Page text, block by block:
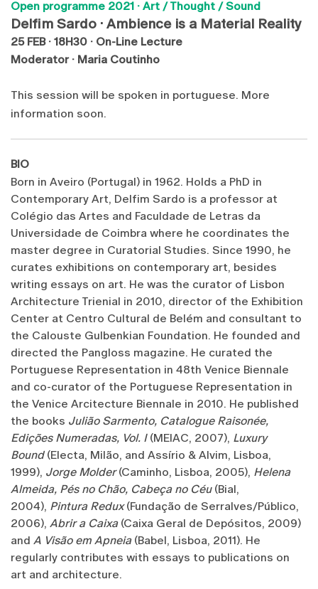
Open programme 2021 · Art / Thought / Sound
Delfim Sardo · Ambience is a Material Reality
25 FEB · 18H30 · On-Line Lecture
Moderator · Maria Coutinho
This session will be spoken in portuguese. More
information soon.
BIO
Born in Aveiro (Portugal) in 1962. Holds a PhD in
Contemporary Art, Delfim Sardo is a professor at
Colégio das Artes and Faculdade de Letras da
Universidade de Coimbra where he coordinates the
master degree in Curatorial Studies. Since 1990, he
curates exhibitions on contemporary art, besides
writing essays on art. He was the curator of Lisbon
Architecture Trienial in 2010, director of the Exhibition
Center at Centro Cultural de Belém and consultant to
the Calouste Gulbenkian Foundation. He founded and
directed the Pangloss magazine. He curated the
Portuguese Representation in 48th Venice Biennale
and co-curator of the Portuguese Representation in
the Venice Arcitecture Biennale in 2010. He published
the books Julião Sarmento, Catalogue Raisonée,
Edições Numeradas, Vol. I (MEIAC, 2007), Luxury
Bound (Electa, Milão, and Assírio & Alvim, Lisboa,
1999), Jorge Molder(Caminho, Lisboa, 2005), Helena
Almeida, Pés no Chão, Cabeça no Céu (Bial,
2004), Pintura Redux(Fundação de Serralves/Público,
2006), Abrir a Caixa(Caixa Geral de Depósitos, 2009)
and A Visão em Apneia(Babel, Lisboa, 2011). He
regularly contributes with essays to publications on
art and architecture.